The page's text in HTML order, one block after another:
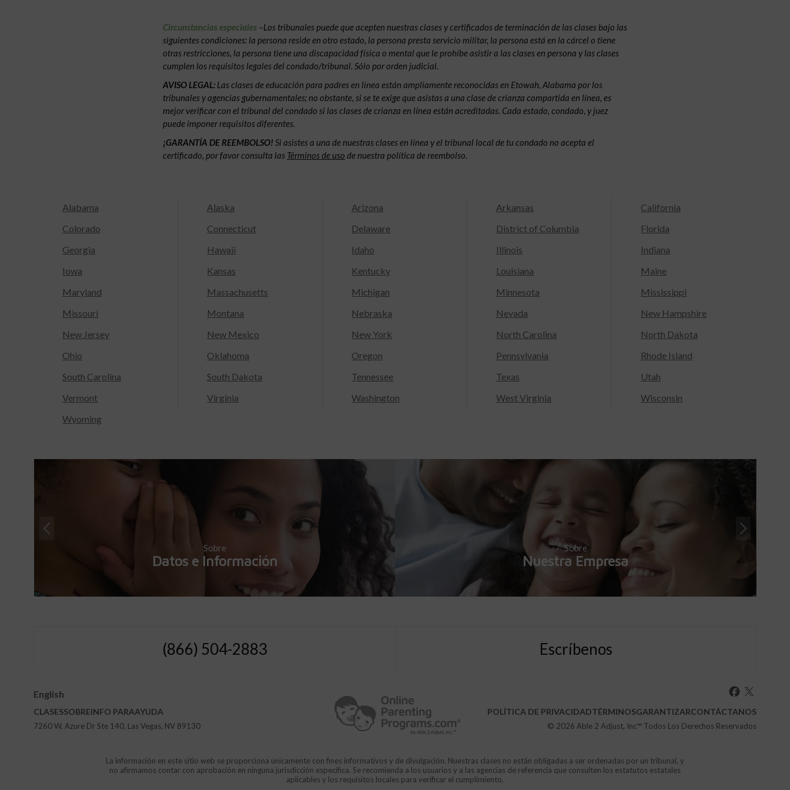
Circunstancias especiales –Los tribunales puede que acepten nuestras clases y certificados de terminación de las clases bajo las
siguientes condiciones: la persona reside en otro estado, la persona presta servicio militar, la persona está en la cárcel o tiene
otras restricciones, la persona tiene una discapacidad física o mental que le prohíbe asistir a las clases en persona y las clases
cumplen los requisitos legales del condado/tribunal. Sólo por orden judicial.
AVISO LEGAL: Las clases de educación para padres en línea están ampliamente reconocidas en Etowah, Alabama por los
tribunales y agencias gubernamentales; no obstante, si se te exige que asistas a una clase de crianza compartida en línea, es
mejor verificar con el tribunal del condado si las clases de crianza en línea están acreditadas. Cada estado, condado, y juez
puede imponer requisitos diferentes.
¡GARANTÍA DE REEMBOLSO! Si asistes a una de nuestras clases en línea y el tribunal local de tu condado no acepta el
certificado, por favor consulta las Términos de uso de nuestra política de reembolso.
Alabama Alaska Arizona Arkansas
California
Colorado
Connecticut Delaware District of Columbia
Florida
Georgia
Hawaii Idaho Illinois
Indiana
Iowa
Kansas Kentucky Louisiana
Maine
Maryland
Massachusetts Michigan Minnesota
Mississippi
Missouri
Montana Nebraska Nevada
New Hampshire
New Jersey
New Mexico New York North Carolina
North Dakota
Ohio
Oklahoma Oregon Pennsylvania
Rhode Island
South Carolina
South Dakota Tennessee Texas
Utah
Vermont
Virginia Washington West Virginia
Wisconsin
Wyoming
Sobre
Datos e Información
Sobre
Nuestra Empresa
(866) 504-2883 Escríbenos
English
CLASESSOBREINFO PARAAYUDA POLÍTICA DE PRIVACIDADTÉRMINOSGARANTIZARCONTÁCTANOS
7260 W. Azure Dr Ste 140, Las Vegas, NV 89130 © 2026 Able 2 Adjust, Inc™ Todos Los Derechos Reservados
La información en este sitio web se proporciona únicamente con fines informativos y de divulgación. Nuestras clases no están obligadas a ser ordenadas por un tribunal, y
no afirmamos contar con aprobación en ninguna jurisdicción específica. Se recomienda a los usuarios y a las agencias de referencia que consulten los estatutos estatales
aplicables y los requisitos locales para verificar el cumplimiento.